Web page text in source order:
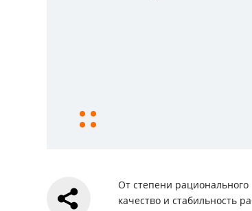
От степени
качество и стабильность